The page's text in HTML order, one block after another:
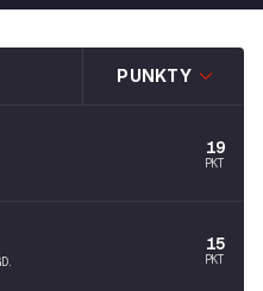
PUNKTY
19
PKT
15
PKT